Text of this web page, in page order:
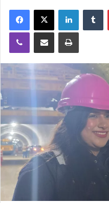
Facebook
X LinkedIn
Viber Compartir vía email Imprimir